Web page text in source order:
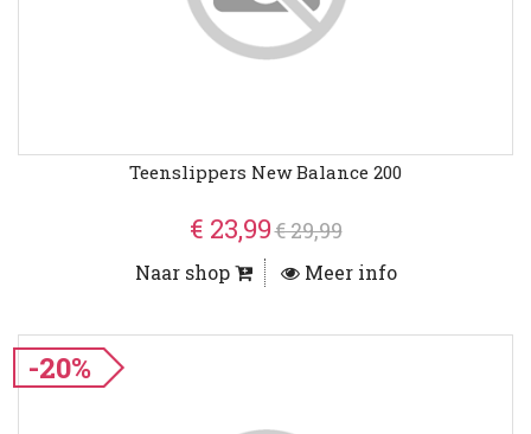
Teenslippers New Balance 200
€ 23,99€ 29,99
Naar shop Meer info
-20%